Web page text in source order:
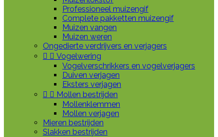
Professioneel muizengif
Complete pakketten muizengif
Muizen vangen
Muizen weren
Ongedierte verdrijvers en verjagers
  Vogelwering
Vogelverschrikkers en vogelverjagers
Duiven verjagen
Eksters verjagen
  Mollen bestrijden
Mollenklemmen
Mollen verjagen
Mieren bestrijden
Slakken bestrijden